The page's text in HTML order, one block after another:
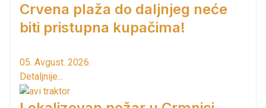
Crvena plaža do daljnjeg neće
biti pristupna kupačima!
05. Avgust. 2026.
Detaljnije...